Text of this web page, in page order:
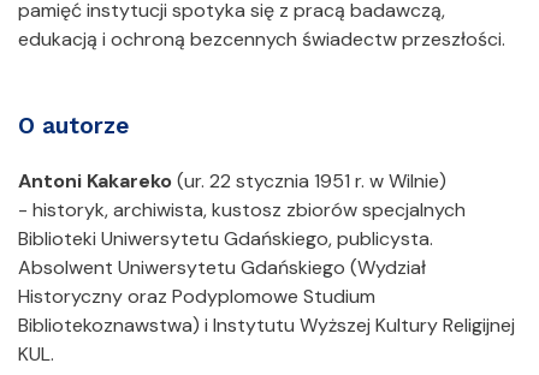
pamięć instytucji spotyka się z pracą badawczą,
edukacją i ochroną bezcennych świadectw przeszłości.
O autorze
Antoni Kakareko(ur. 22 stycznia 1951 r. w Wilnie)
- historyk, archiwista, kustosz zbiorów specjalnych
Biblioteki Uniwersytetu Gdańskiego, publicysta.
Absolwent Uniwersytetu Gdańskiego (Wydział
Historyczny oraz Podyplomowe Studium
Bibliotekoznawstwa) i Instytutu Wyższej Kultury Religijnej
KUL.